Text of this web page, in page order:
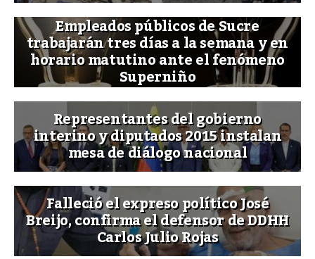
Empleados públicos de Sucre
trabajarán tres días a la semana y en
horario matutino ante el fenómeno
Superniño
Representantes del gobierno
interino y diputados 2015 instalan
mesa de diálogo nacional
Falleció el expreso político José
Breijo, confirma el defensor de DDHH
Carlos Julio Rojas